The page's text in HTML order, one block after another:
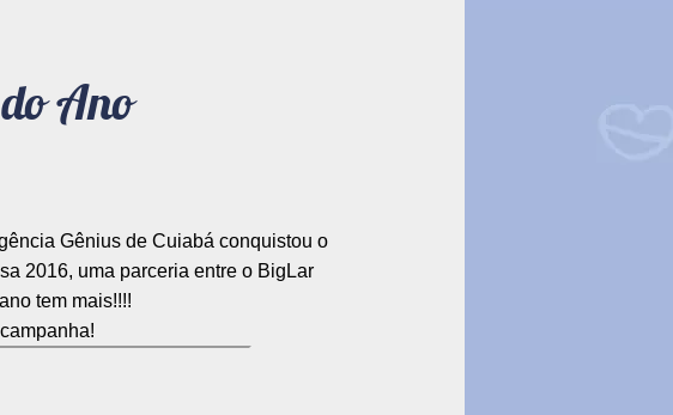
Ano
Gênius de Cuiabá conquistou o
2016, uma parceria entre o BigLar
tem mais!!!!